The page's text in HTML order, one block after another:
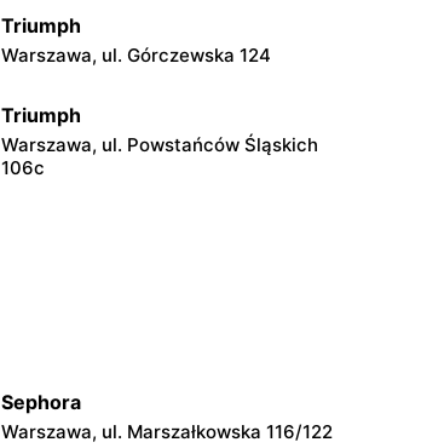
Triumph
Warszawa, ul. Górczewska 124
Triumph
Warszawa, ul. Powstańców Śląskich
106c
Triumph
Sephora
Warszawa, ul. Marszałkowska 116/122